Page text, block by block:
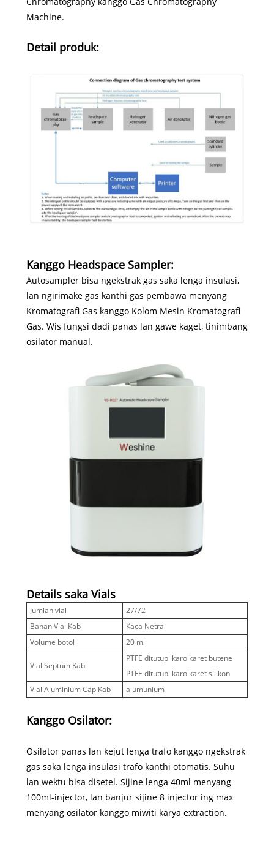
Machine.
Detail produk:
Kanggo Headspace Sampler:
Autosampler bisa ngekstrak gas saka lenga insulasi,
lan ngirimake gas kanthi gas pembawa menyang
Kromatografi Gas kanggo Kolom Mesin Kromatografi
Gas. Wis fungsi dadi panas lan gawe kaget, tinimbang
osilator manual.
Details saka Vials
Jumlah vial
27/72
Bahan Vial Kab
Kaca Netral
Volume botol
20 ml
Vial Septum Kab
PTFE ditutupi karo karet butene
PTFE ditutupi karo karet silikon
Vial Aluminium Cap Kab
alumunium
Kanggo Osilator:
Osilator panas lan kejut lenga trafo kanggo ngekstrak
gas saka lenga insulasi trafo kanthi otomatis. Suhu
lan wektu bisa disetel. Sijine lenga 40ml menyang
100ml-injector, lan banjur sijine 8 injector ing max
menyang osilator kanggo miwiti karya extraction.